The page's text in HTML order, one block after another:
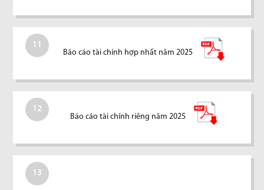
11
Báo cáo tài chính hợp nhất năm 2025
12
Báo cáo tài chính riêng năm 2025
13